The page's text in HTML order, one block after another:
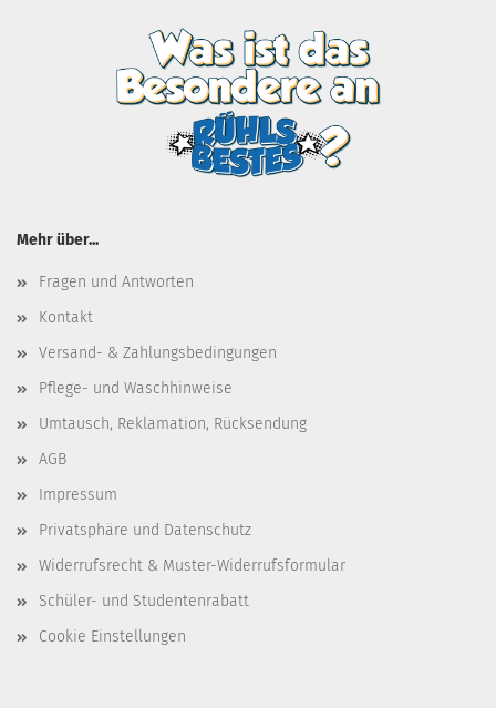
Mehr über...
Fragen und Antworten
Kontakt
Versand- & Zahlungsbedingungen
Pflege- und Waschhinweise
Umtausch, Reklamation, Rücksendung
AGB
Impressum
Privatsphäre und Datenschutz
Widerrufsrecht & Muster-Widerrufsformular
Schüler- und Studentenrabatt
Cookie Einstellungen